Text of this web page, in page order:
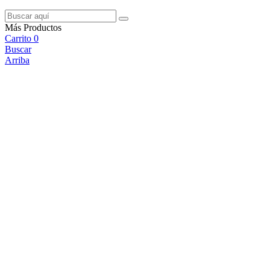
Más Productos
Carrito 0
Buscar
Arriba